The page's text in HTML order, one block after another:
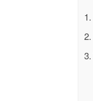
1.
2.
3.